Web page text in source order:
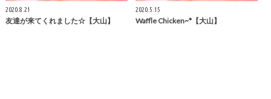
2020.8.21
友達が来てくれました☆【大山】
2020.5.15
Waffle Chicken~*【大山】